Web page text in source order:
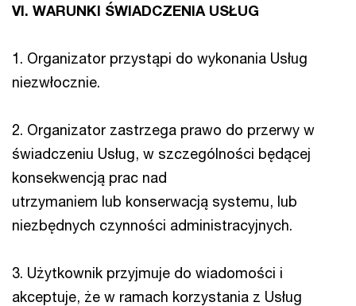
VI. WARUNKI ŚWIADCZENIA USŁUG
1. Organizator przystąpi do wykonania Usług
niezwłocznie.
2. Organizator zastrzega prawo do przerwy w
świadczeniu Usług, w szczególności będącej
konsekwencją prac nad
utrzymaniem lub konserwacją systemu, lub
niezbędnych czynności administracyjnych.
3. Użytkownik przyjmuje do wiadomości i
akceptuje, że w ramach korzystania z Usług